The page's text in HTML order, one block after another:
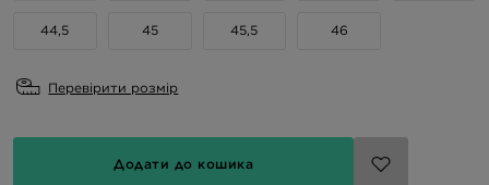
44,5 45 45,5 46
Перевірити розмір
Додати до кошика